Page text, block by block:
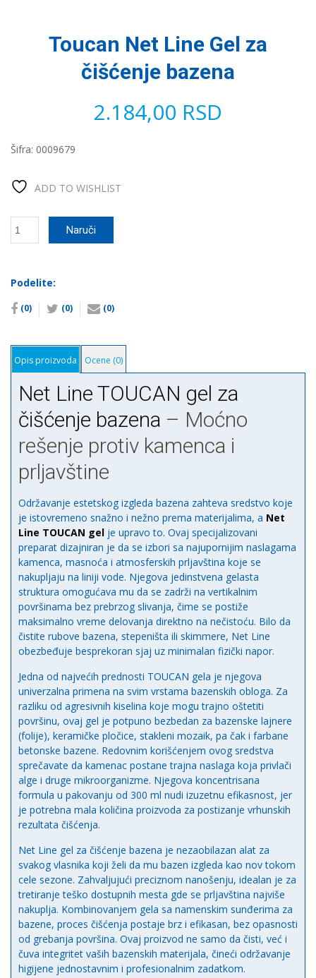
Toucan Net Line Gel za
čišćenje bazena
2.184,00 RSD
Šifra: 0009679
ADD TO WISHLIST
Toucan
Net
za
bazena
Naruči
Podelite:
(0) (0) (0)
Opis proizvoda Ocene (0)
Net Line TOUCAN gel za
čišćenje bazena – Moćno
rešenje protiv kamenca i
prljavštine
Održavanje estetskog izgleda bazena zahteva sredstvo koje
je istovremeno snažno i nežno prema materijalima, a Net
Line TOUCAN gel je upravo to. Ovaj specijalizovani
preparat dizajniran je da se izbori sa najupornijim naslagama
kamenca, masnoća i atmosferskih prljavština koje se
nakupljaju na liniji vode. Njegova jedinstvena gelasta
struktura omogućava mu da se zadrži na vertikalnim
površinama bez prebrzog slivanja, čime se postiže
maksimalno vreme delovanja direktno na nečistoću. Bilo da
čistite rubove bazena, stepeništa ili skimmere, Net Line
obezbeđuje besprekoran sjaj uz minimalan fizički napor.
Jedna od najvećih prednosti TOUCAN gela je njegova
univerzalna primena na svim vrstama bazenskih obloga. Za
razliku od agresivnih kiselina koje mogu trajno oštetiti
površinu, ovaj gel je potpuno bezbedan za bazenske lajnere
(folije), keramičke pločice, stakleni mozaik, pa čak i farbane
betonske bazene. Redovnim korišćenjem ovog sredstva
sprečavate da kamenac postane trajna naslaga koja privlači
alge i druge mikroorganizme. Njegova koncentrisana
formula u pakovanju od 300 ml nudi izuzetnu efikasnost, jer
je potrebna mala količina proizvoda za postizanje vrhunskih
rezultata čišćenja.
Net Line gel za čišćenje bazena je nezaobilazan alat za
svakog vlasnika koji želi da mu bazen izgleda kao nov tokom
cele sezone. Zahvaljujući preciznom nanošenju, idealan je za
tretiranje teško dostupnih mesta gde se prljavština najviše
nakuplja. Kombinovanjem gela sa namenskim sunđerima za
bazene, proces čišćenja postaje brz i efikasan, bez opasnosti
od grebanja površina. Ovaj proizvod ne samo da čisti, već i
čuva integritet vaših bazenskih materijala, čineći održavanje
higijene jednostavnim i profesionalnim zadatkom.